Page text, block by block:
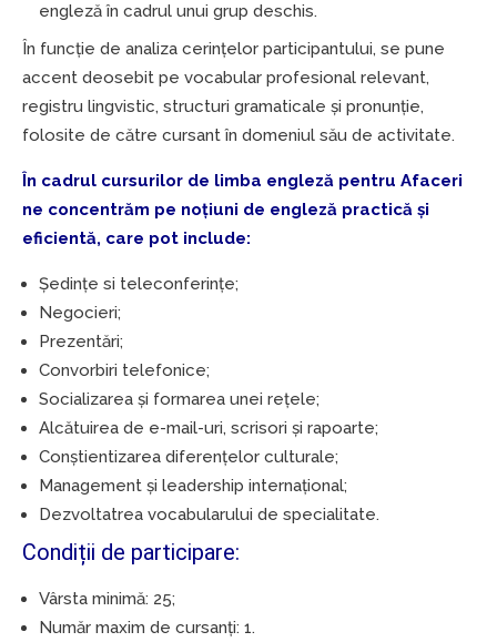
engleză în cadrul unui grup deschis.
În funcție de analiza cerințelor participantului, se pune
accent deosebit pe vocabular profesional relevant,
registru lingvistic, structuri gramaticale și pronunţie,
folosite de către cursant în domeniul său de activitate.
În cadrul cursurilor de limba engleză pentru Afaceri
ne concentrăm pe noțiuni de engleză practică și
eficientă, care pot include:
Ședințe si teleconferințe;
Negocieri;
Prezentări;
Convorbiri telefonice;
Socializarea și formarea unei rețele;
Alcătuirea de e-mail-uri, scrisori și rapoarte;
Conștientizarea diferențelor culturale;
Management și leadership internațional;
Dezvoltatrea vocabularului de specialitate.
Condiții de participare:
Vârsta minimă: 25;
Număr maxim de cursanți: 1.